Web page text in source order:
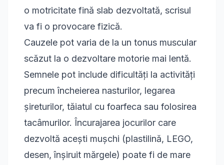
o motricitate fină slab dezvoltată, scrisul
va fi o provocare fizică.
Cauzele pot varia de la un tonus muscular
scăzut la o dezvoltare motorie mai lentă.
Semnele pot include dificultăți la activități
precum încheierea nasturilor, legarea
șireturilor, tăiatul cu foarfeca sau folosirea
tacâmurilor. Încurajarea jocurilor care
dezvoltă acești mușchi (plastilină, LEGO,
desen, înșiruit mărgele) poate fi de mare